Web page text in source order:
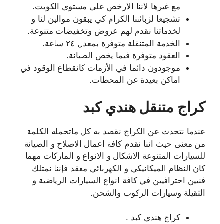
مع غيرها لاننا الارخص على مستوى الكويت.
تشجيعا لزبائننا الكرام كي يبقون موالين لنا و
لخدماتنا نقدم لهم عروض وتخفيضات متنوعة.
الخدمة المتنقلة متوفرة بمعدل ٢٤ ساعة.
العقود متوفرة فيما يخص الصيانة.
موجودون دائما في الأزمات كانقطاع الوقود في
اماكن بعيدة عن المحطات.
كراج متنقل هندي كبد
عندما نتحدث عن الكراج نقصد به كل ماتحمله الكلمة
من معنى حيث اننا نقدم كافة اعمال الاصلاح و الصيانة
للسيارات المتنوعة الاشكال و الانواع و الماركات مهما
كان النظام الميكانيكي و الكهربائي معقد فإننا نمتلك
فنيين احترافيين في كافة انواع السيارات الرياضية و
الثقيلة وسيارات الركوب والشحن.
كراج هندي كبد .